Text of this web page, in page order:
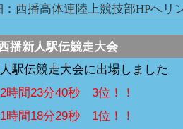
：西播高体連陸上競技部HPへ
播新人駅伝競走大会
駅伝競走大会に出場しました
間23分40秒 3位！！
間18分29秒 1位！！